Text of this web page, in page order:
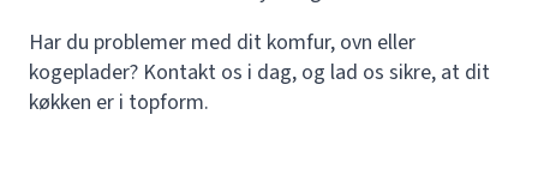
Har du problemer med dit komfur, ovn eller
kogeplader? Kontakt os i dag, og lad os sikre, at dit
køkken er i topform.